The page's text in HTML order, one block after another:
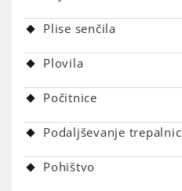
Plise senčila
Plovila
Počitnice
Podaljševanje trepalnic
Pohištvo